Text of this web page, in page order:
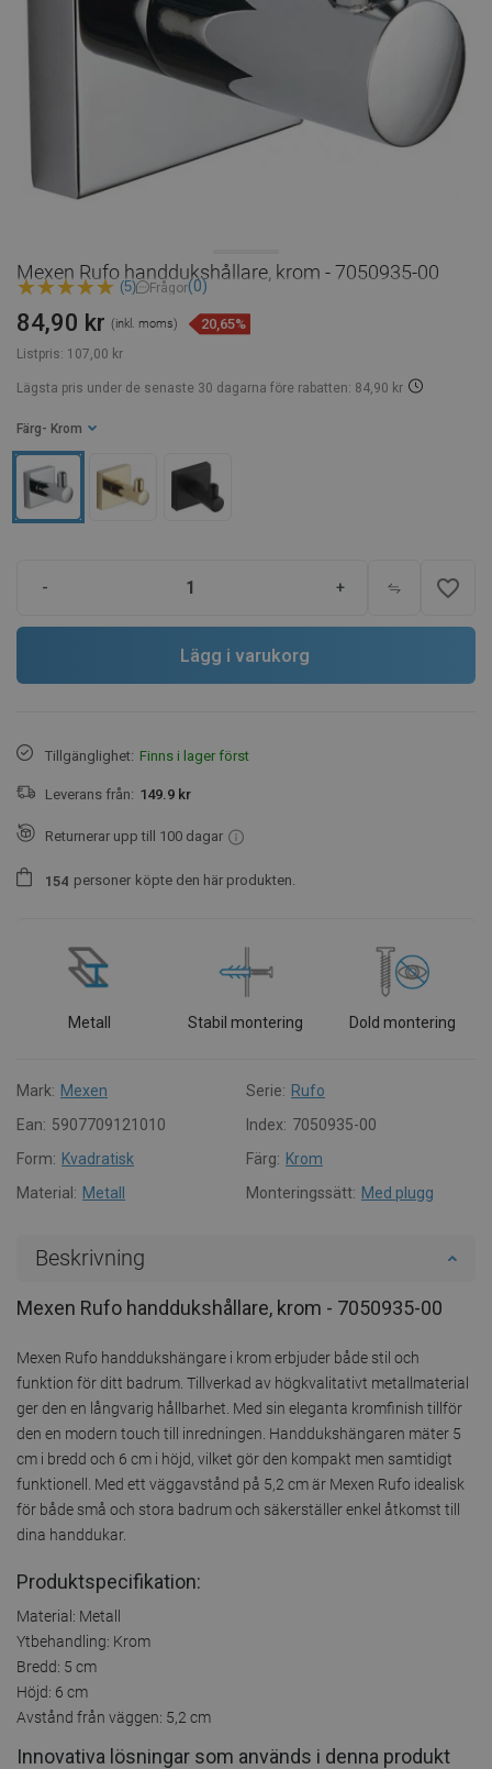
Mexen Rufo handdukshållare, krom - 7050935-00
(5) Frågor(0)
Listpris: 107,00 kr
84,90 kr (inkl. moms) 20,65%
Lägsta pris under de senaste 30 dagarna före rabatten: 84,90 kr
Färg - Krom
- + favorite_border
Lägg i varukorg
Tillgänglighet: Finns i lager först
Leverans från: 149.9 kr
Returnerar upp till 100 dagar
1 54 personer köpte den här produkten.
Metall Stabil montering Dold montering
Mark: Mexen Serie: Rufo
Ean: 5907709121010 Index: 7050935-00
Form: Kvadratisk Färg: Krom
Material: Metall Monteringssätt: Med plugg
Beskrivning
Mexen Rufo handdukshållare, krom - 7050935-00
Mexen Rufo handdukshängare i krom erbjuder både stil och
funktion för ditt badrum. Tillverkad av högkvalitativt metallmaterial
ger den en långvarig hållbarhet. Med sin eleganta kromfinish tillför
den en modern touch till inredningen. Handdukshängaren mäter 5
cm i bredd och 6 cm i höjd, vilket gör den kompakt men samtidigt
funktionell. Med ett väggavstånd på 5,2 cm är Mexen Rufo idealisk
för både små och stora badrum och säkerställer enkel åtkomst till
dina handdukar.
Produktspecifikation:
Material: Metall
Ytbehandling: Krom
Bredd: 5 cm
Höjd: 6 cm
Avstånd från väggen: 5,2 cm
Innovativa lösningar som används i denna produkt